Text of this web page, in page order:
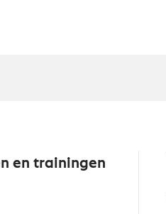
en trainingen